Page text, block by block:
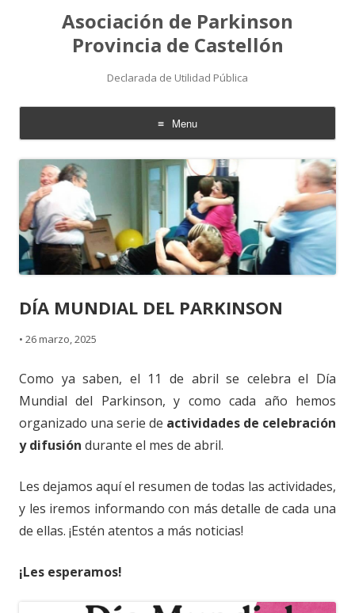
Asociación de Parkinson
Provincia de Castellón
Declarada de Utilidad Pública
Menu
Skip
to
content
DÍA MUNDIAL DEL PARKINSON
• 26 marzo, 2025
Como ya saben, el 11 de abril se celebra el Día
Mundial del Parkinson, y como cada año hemos
organizado una serie de actividades de celebración
y difusión durante el mes de abril.
Les dejamos aquí el resumen de todas las actividades,
y les iremos informando con más detalle de cada una
de ellas. ¡Estén atentos a más noticias!
¡Les esperamos!